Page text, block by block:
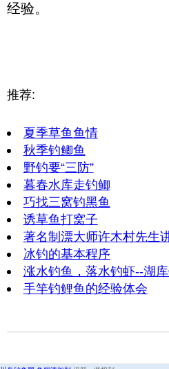
经验。
推荐:
夏季草鱼鱼情
秋季钓鲫鱼
野钓要“三防”
暮春水库走钓鲫
巧找三窝钓黑鱼
诱草鱼打窝子
著名制漂大师许木村先生
冰钓的基本程序
涨水钓鱼，落水钓虾--湖
手竿钓鲤鱼的经验体会